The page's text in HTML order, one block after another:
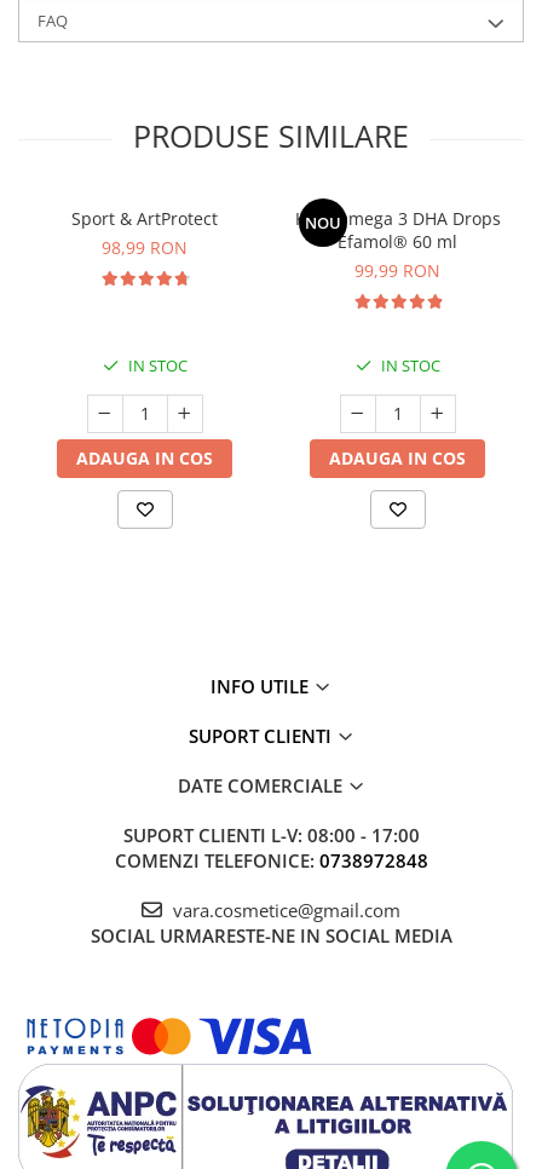
FAQ
PRODUSE SIMILARE
Sport & ArtProtect
98,99 RON
IN STOC
ADAUGA IN COS
NOU
Kids Omega 3 DHA Drops
Efamol® 60 ml
99,99 RON
IN STOC
ADAUGA IN COS
INFO UTILE
SUPORT CLIENTI
DATE COMERCIALE
SUPORT CLIENTI L-V: 08:00 - 17:00
COMENZI TELEFONICE: 0738972848
vara.cosmetice@gmail.com
SOCIAL URMARESTE-NE IN SOCIAL MEDIA